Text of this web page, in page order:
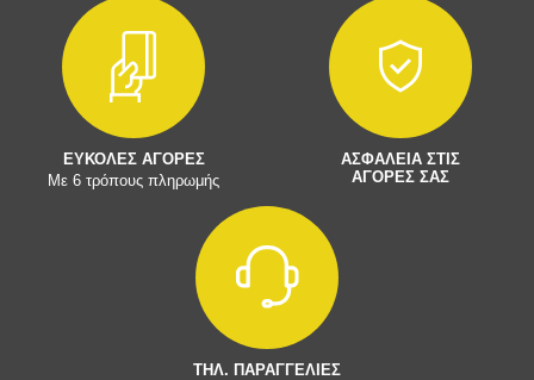
ΕΥΚΟΛΕΣ ΑΓΟΡΕΣ
Με 6 τρόπους πληρωμής
ΑΣΦΑΛΕΙΑ ΣΤΙΣ
ΑΓΟΡΕΣ ΣΑΣ
ΤΗΛ. ΠΑΡΑΓΓΕΛΙΕΣ